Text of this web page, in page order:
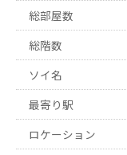
総部屋数
総階数
ソイ名
最寄り駅
ロケーション